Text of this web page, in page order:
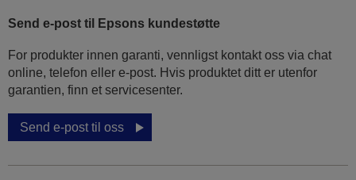
Send e-post til Epsons kundestøtte
For produkter innen garanti, vennligst kontakt oss via chat
online, telefon eller e-post. Hvis produktet ditt er utenfor
garantien, finn et servicesenter.
Send e-post til oss